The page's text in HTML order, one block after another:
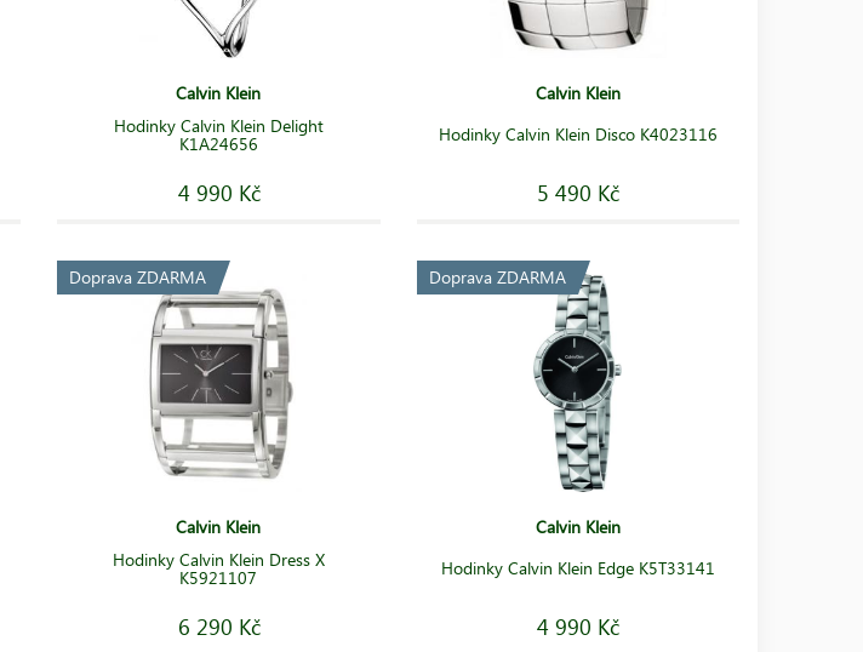
Calvin Klein
Hodinky Calvin Klein Delight
K1A24656
4 990 Kč
Calvin Klein
Hodinky Calvin Klein Disco K4023116
5 490 Kč
Doprava ZDARMA
Calvin Klein
Hodinky Calvin Klein Dress X
K5921107
6 290 Kč
Doprava ZDARMA
Calvin Klein
Hodinky Calvin Klein Edge K5T33141
4 990 Kč